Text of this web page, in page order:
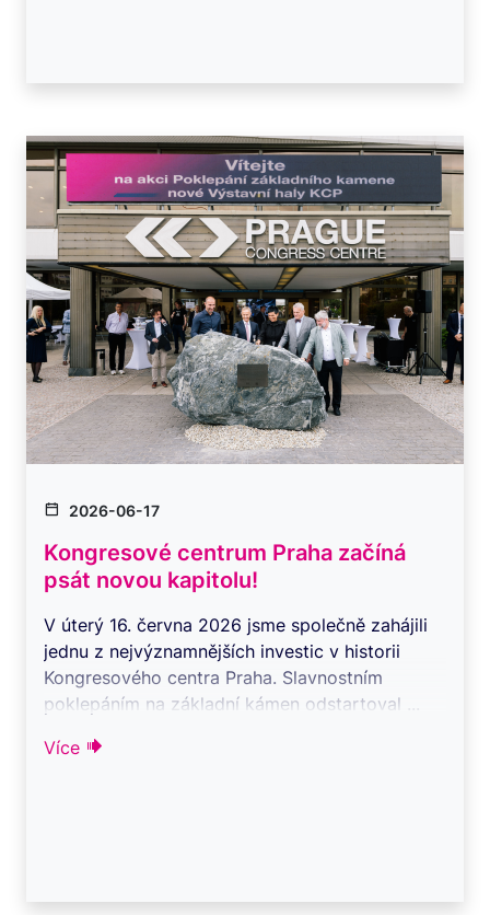
2026-06-17
Kongresové centrum Praha začíná
psát novou kapitolu!
V úterý 16. června 2026 jsme společně zahájili
jednu z nejvýznamnějších investic v historii
Kongresového centra Praha. Slavnostním
poklepáním na základní kámen odstartoval ...
Více